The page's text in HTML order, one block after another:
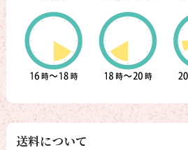
送料について